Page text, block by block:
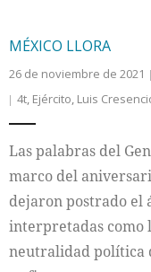
MÉXICO LLORA
26 de noviembre de 2021
4t, Ejército, Luis
Las palabras del
marco del
dejaron postrado el
interpretadas como
neutralidad política